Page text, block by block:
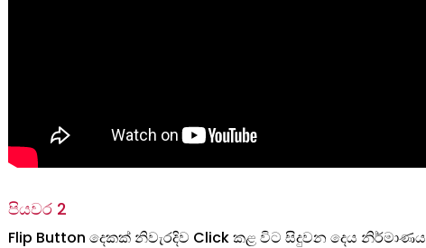
පියවර 2
Flip Button දෙකක් නිවැරදිව Click කළ විට සිදුවන දෙය නිර්මාණය